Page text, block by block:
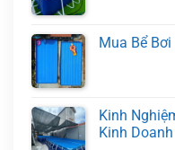
Mua Bể
Kinh
Kinh